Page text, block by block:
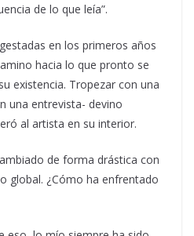
de lo que leía”.
en los primeros años
hacia lo que pronto se
existencia. Tropezar con una
una entrevista- devino
al artista en su interior.
de forma drástica con
global. ¿Cómo ha enfrentado